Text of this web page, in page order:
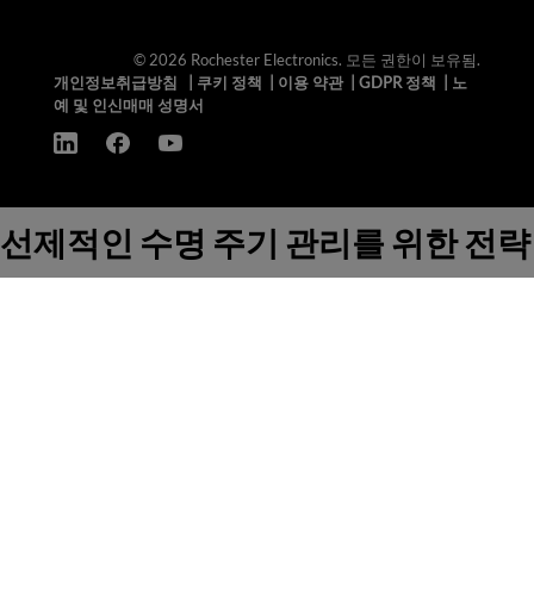
© 2026 Rochester Electronics. 모든 권한이 보유됨.
개인정보취급방침
쿠키 정책 이용 약관| GDPR 정책
노
예 및 인신매매 성명서
선제적인 수명 주기 관리를 위한 전략